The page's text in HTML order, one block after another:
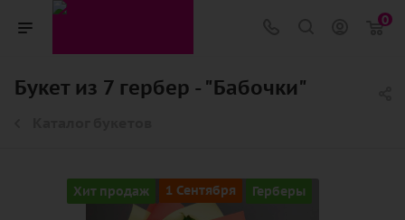
0
Букет из 7 гербер - "Бабочки"
Хит продаж 1 Сентября Герберы